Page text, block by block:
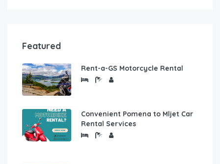
Featured
Rent-a-GS Motorcycle Rental
Convenient Pomena to Mljet Car
Rental Services